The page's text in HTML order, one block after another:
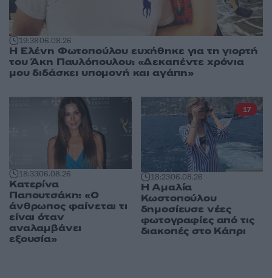
19:3806.08.26
Η Ελένη Φωτοπούλου ευχήθηκε για τη γιορτή
του Άκη Παυλόπουλου: «Δεκαπέντε χρόνια
μου διδάσκει υπομονή και αγάπη»
18:3306.08.26
Κατερίνα
Παπουτσάκη: «Ο
άνθρωπος φαίνεται τι
είναι όταν
αναλαμβάνει
εξουσία»
18:2306.08.26
Η Αμαλία
Κωστοπούλου
δημοσίευσε νέες
φωτογραφίες από τις
διακοπές στο Κάπρι
17